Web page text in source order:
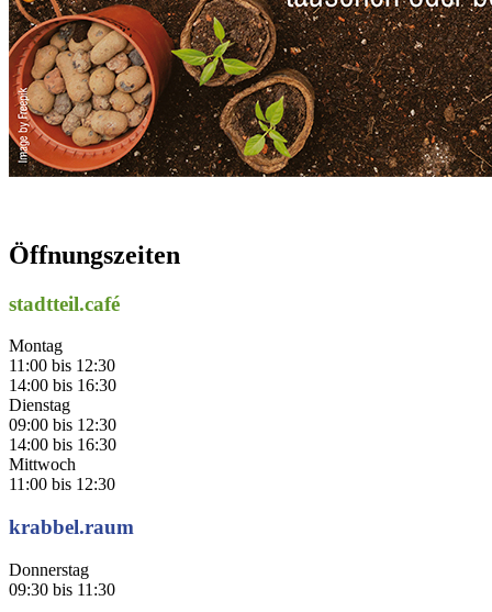
Öffnungszeiten
stadtteil.café
Montag
11:00 bis 12:30
14:00 bis 16:30
Dienstag
09:00 bis 12:30
14:00 bis 16:30
Mittwoch
11:00 bis 12:30
krabbel.raum
Donnerstag
09:30 bis 11:30